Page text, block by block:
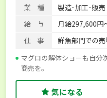
業 種
製造･加工･販売
給 与
月給297,600円
仕 事
鮮魚部門での
マグロの解体ショーも自分
商売を。
気になる